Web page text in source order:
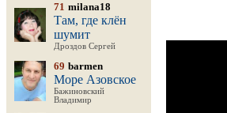
71 milana18
Там, где клён
шумит
Дроздов Сергей
69 barmen
Море Азовское
Бажиновский
Владимир